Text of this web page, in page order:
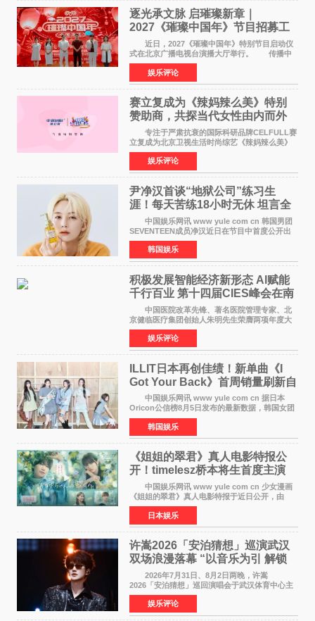
逐光承文脉 启璀璨新章｜
2027《璀璨中国年》节目招募工
作圆满启动
近日，2027《璀璨中国年》特别节目启动仪
式在北京广播电视台演播大厅举行。 传播中
华优秀传统文化，弘扬纯正国风艺术，打造高规
格、高质感、正能量的文艺盛典，是璀璨中国年
矢志不渝的初心
娱乐评论
赛立复成为《辣妈辣么美》特别
赞助商，共探当代女性由内而外
活力美
专注于严肃抗衰的国际科研品牌CELFULL赛
立复成为北京卫视生活时尚综艺《辣妈辣么美》
的特别赞助商,明星辣妈袁咏仪倾情参与，向广大
都市女性传递健康生活新主张，寄语当代女性在
家庭与自我之间
娱乐评论
尹净汉首谈“地狱公司”练习生
涯！每天苦练18小时无休 坦言全
靠成员撑过来
中国娱乐网讯 www yule com cn 韩国男团
SEVENTEEN成员净汉近日在节目中首度公开出
道前的残酷练习生经历，并提及经纪公司Pledis
娱乐，引发广泛关注。 在8月2日播出的日本
TBS综艺节目《周
韩国娱乐
积极发展智能经济新形态 Al赋能
千行百业 第十四届CIES峰会在南
京盛大召开
中国医院改革先锋、著名医院管理专家、北
京健临医疗集团创始人朱明先生荣膺两项年度大
奖 2026年7月31日，盛夏金陵，长江之畔，
以重落地·真务实·强链接为主题的2026&lsquo;人
工智能+&rsquo
娱乐评论
ILLIT日本再创佳绩！新单曲《I
Got Your Back》首周销量刷新自
身纪录
中国娱乐网讯 www yule com cn 据日本
Oricon公信榜8月5日发布的最新数据，韩国女团
ILLIT在日本发行的第二张单曲《I Got Your
Back》首周销量达到71,009张，成功跻身最新一
期周单曲排行
韩国娱乐
《姐姐的翠君》真人电影特报公
开！timelesz桥本将生首度主演
12月4日上映
中国娱乐网讯 www yule com cn 少女漫画
《姐姐的翠君》真人电影特报于近日公开，由
timelesz成员桥本将生担任主演，这也是他首次
担任电影主演，引发高度关注。 女高中生咲
苗翠（中岛瑠菜
日本娱乐
许嵩2026「安泊猜想」巡演武汉
双场浪漫落幕 “以音乐为引 解锁
江城记忆”
2026年7月31日、8月2日两晚，许嵩
2026「安泊猜想」巡回演唱会于武汉体育中心主
体育场盛大开唱。许嵩与数万歌迷在此相聚，从
浪漫惬意的舞台设计到充满诚意与惊喜的现场互
动，共同开启了一场关于
娱乐评论